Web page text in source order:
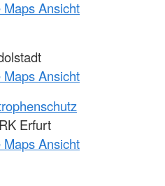
Ansicht
Ansicht
Erfurt
Ansicht